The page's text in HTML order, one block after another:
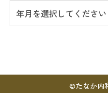
年月を選択してください
©たなか内